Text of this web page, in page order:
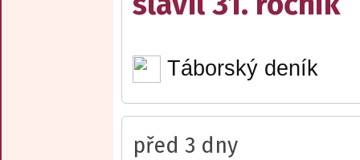
Táborský deník
před 3 dny